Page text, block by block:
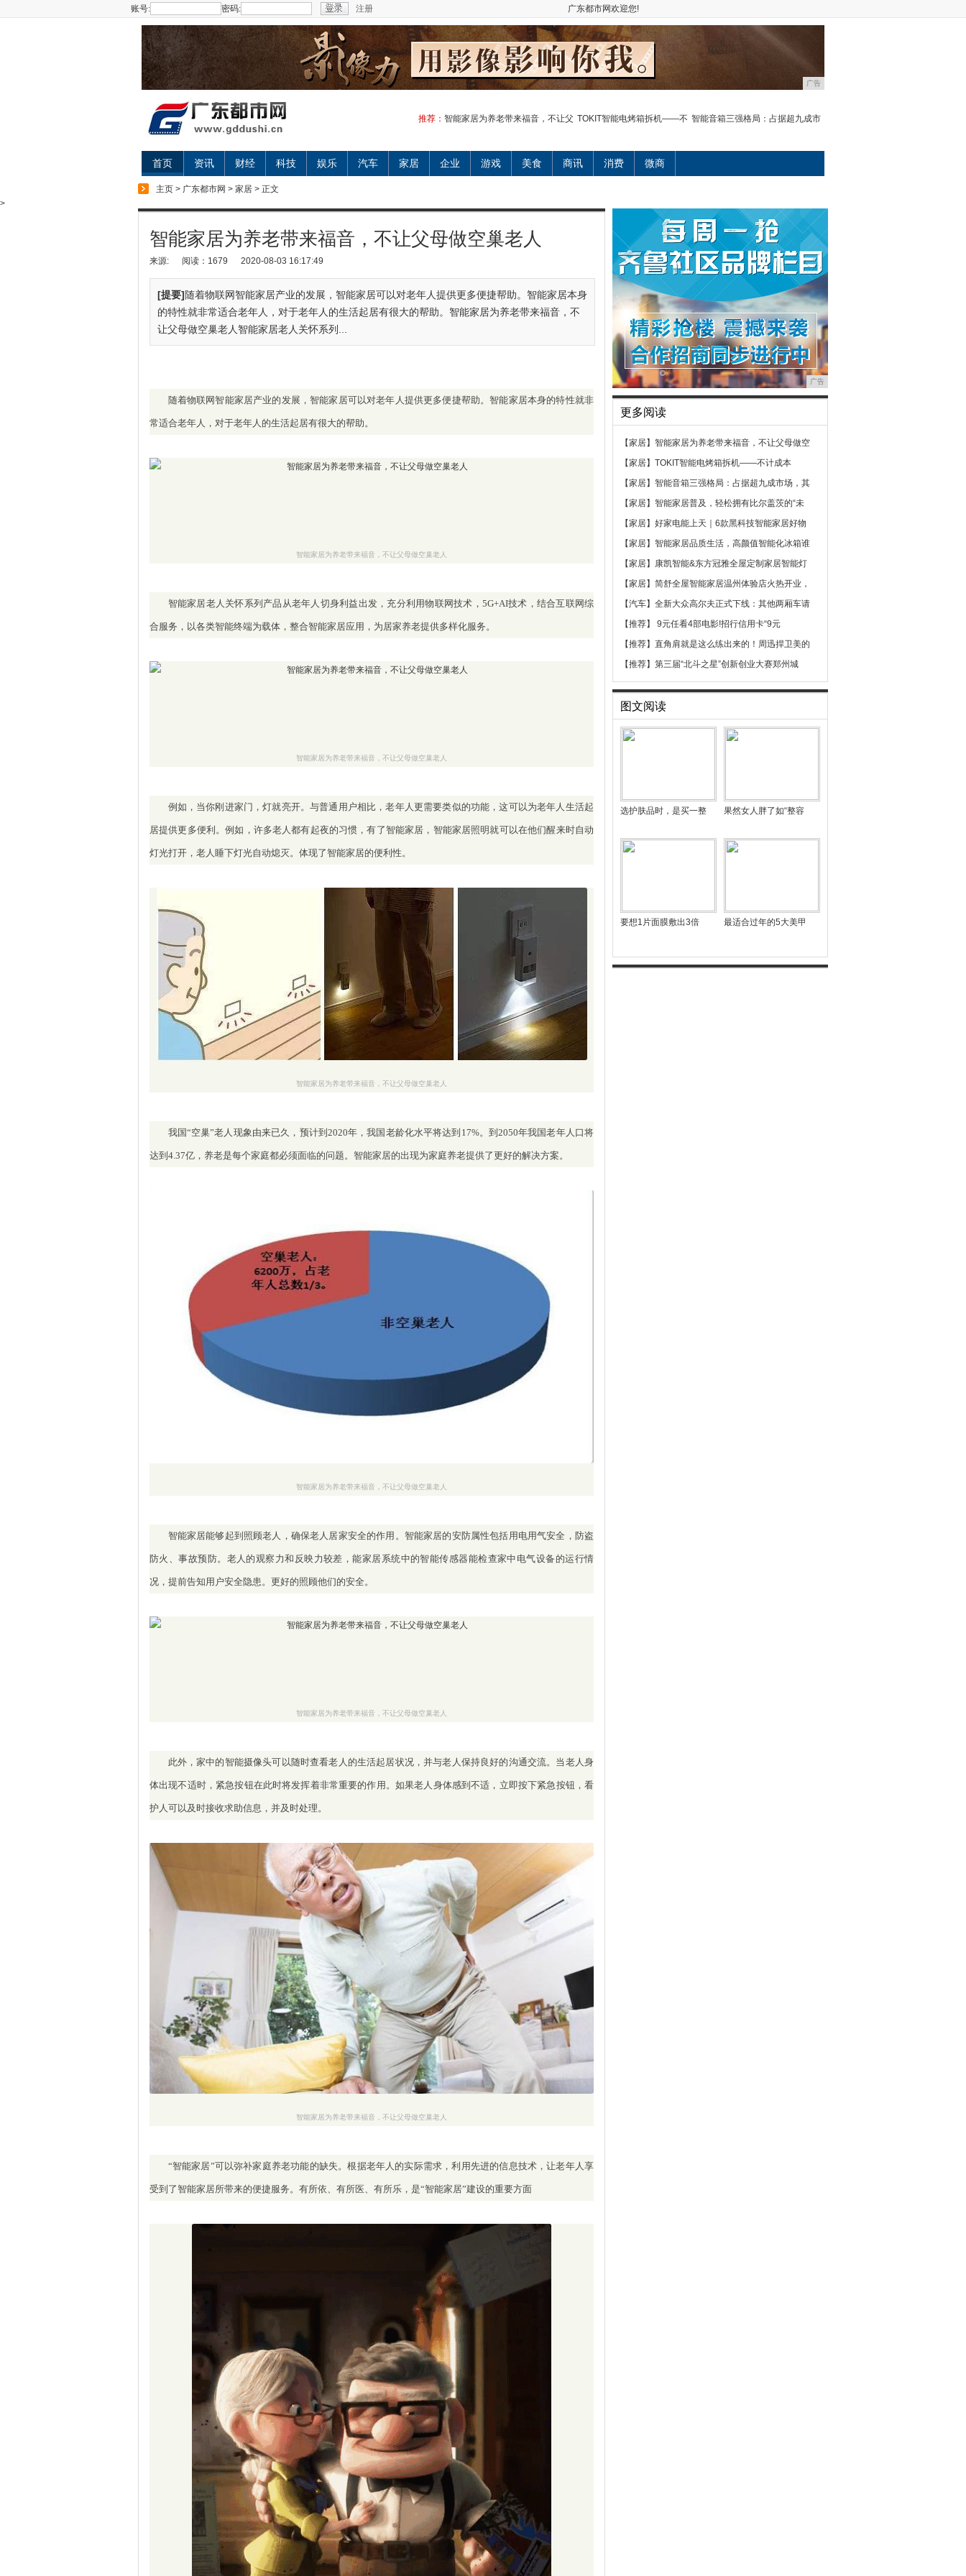
账号: 密码: 注册 广东都市网欢迎您!
广告
推荐： 智能家居为养老带来福音，不让父 TOKIT智能电烤箱拆机——不 智能音箱三强格局：占据超九成市
首页 资讯 财经 科技 娱乐 汽车 家居 企业 游戏 美食 商讯 消费 微商
主页 > 广东都市网 > 家居 > 正文
>
智能家居为养老带来福音，不让父母做空巢老人
来源: 阅读：1679 2020-08-03 16:17:49
[提要]随着物联网智能家居产业的发展，智能家居可以对老年人提供更多便捷帮助。智能家居本身
的特性就非常适合老年人，对于老年人的生活起居有很大的帮助。智能家居为养老带来福音，不
让父母做空巢老人智能家居老人关怀系列...
随着物联网智能家居产业的发展，智能家居可以对老年人提供更多便捷帮助。智能家居本身的特性就非
常适合老年人，对于老年人的生活起居有很大的帮助。
智能家居为养老带来福音，不让父母做空巢老人
智能家居老人关怀系列产品从老年人切身利益出发，充分利用物联网技术，5G+AI技术，结合互联网综
合服务，以各类智能终端为载体，整合智能家居应用，为居家养老提供多样化服务。
智能家居为养老带来福音，不让父母做空巢老人
例如，当你刚进家门，灯就亮开。与普通用户相比，老年人更需要类似的功能，这可以为老年人生活起
居提供更多便利。例如，许多老人都有起夜的习惯，有了智能家居，智能家居照明就可以在他们醒来时自动
灯光打开，老人睡下灯光自动熄灭。体现了智能家居的便利性。
智能家居为养老带来福音，不让父母做空巢老人
我国“空巢”老人现象由来已久，预计到2020年，我国老龄化水平将达到17%。到2050年我国老年人口将
达到4.37亿，养老是每个家庭都必须面临的问题。智能家居的出现为家庭养老提供了更好的解决方案。
智能家居为养老带来福音，不让父母做空巢老人
智能家居能够起到照顾老人，确保老人居家安全的作用。智能家居的安防属性包括用电用气安全，防盗
防火、事故预防。老人的观察力和反映力较差，能家居系统中的智能传感器能检查家中电气设备的运行情
况，提前告知用户安全隐患。更好的照顾他们的安全。
智能家居为养老带来福音，不让父母做空巢老人
此外，家中的智能摄像头可以随时查看老人的生活起居状况，并与老人保持良好的沟通交流。当老人身
体出现不适时，紧急按钮在此时将发挥着非常重要的作用。如果老人身体感到不适，立即按下紧急按钮，看
护人可以及时接收求助信息，并及时处理。
智能家居为养老带来福音，不让父母做空巢老人
“智能家居”可以弥补家庭养老功能的缺失。根据老年人的实际需求，利用先进的信息技术，让老年人享
受到了智能家居所带来的便捷服务。有所依、有所医、有所乐，是“智能家居”建设的重要方面
广告
更多阅读
【家居】 智能家居为养老带来福音，不让父母做空
【家居】 TOKIT智能电烤箱拆机——不计成本
【家居】 智能音箱三强格局：占据超九成市场，其
【家居】 智能家居普及，轻松拥有比尔盖茨的“未
【家居】 好家电能上天｜6款黑科技智能家居好物
【家居】 智能家居品质生活，高颜值智能化冰箱谁
【家居】 康凯智能&东方冠雅全屋定制家居智能灯
【家居】 简舒全屋智能家居温州体验店火热开业，
【汽车】 全新大众高尔夫正式下线：其他两厢车请
【推荐】
9元任看4部电影!招行信用卡“9元
【推荐】 直角肩就是这么练出来的！周迅捍卫美的
【推荐】 第三届“北斗之星”创新创业大赛郑州城
图文阅读
选护肤品时，是买一整 果然女人胖了如“整容
要想1片面膜敷出3倍 最适合过年的5大美甲